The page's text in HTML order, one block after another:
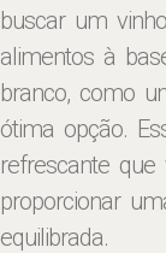
buscar um
alimentos à
branco, como
ótima opção.
refrescante
proporcionar
equilibrada.